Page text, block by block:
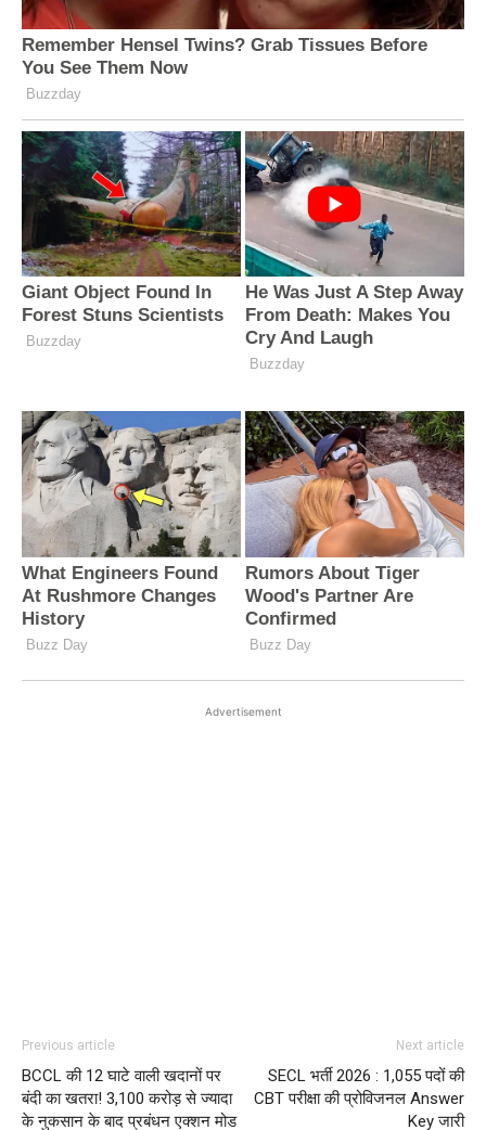
Advertisement
Previous article
BCCL की 12 घाटे वाली खदानों पर
बंदी का खतरा! 3,100 करोड़ से ज्यादा
के नुकसान के बाद प्रबंधन एक्शन मोड
Next article
SECL भर्ती 2026 : 1,055 पदों की
CBT परीक्षा की प्रोविजनल Answer
Key जारी